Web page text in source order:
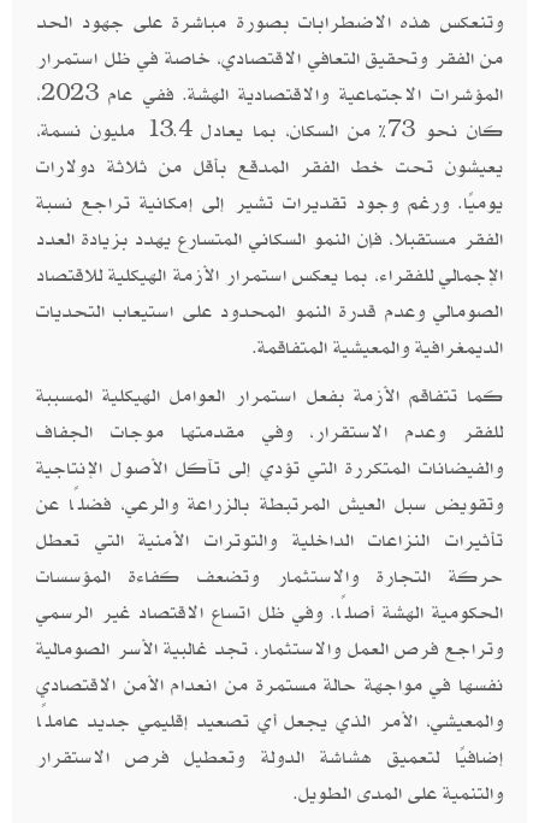
وتنعكس هذه الاضطرابات بصورة مباشرة على جهود الحد
من الفقر وتحقيق التعافي الاقتصادي، خاصة في ظل استمرار
المؤشرات الاجتماعية والاقتصادية الهشة. ففي عام 2023،
كان نحو 73% من السكان، بما يعادل 13.4 مليون نسمة،
يعيشون تحت خط الفقر المدقع بأقل من ثلاثة دولارات
يوميًا. ورغم وجود تقديرات تشير إلى إمكانية تراجع نسبة
الفقر مستقبلا، فإن النمو السكاني المتسارع يهدد بزيادة العدد
الإجمالي للفقراء، بما يعكس استمرار الأزمة الهيكلية للاقتصاد
الصومالي وعدم قدرة النمو المحدود على استيعاب التحديات
الديمغرافية والمعيشية المتفاقمة.
كما تتفاقم الأزمة بفعل استمرار العوامل الهيكلية المسببة
للفقر وعدم الاستقرار، وفي مقدمتها موجات الجفاف
والفيضانات المتكررة التي تؤدي إلى تآكل الأصول الإنتاجية
وتقويض سبل العيش المرتبطة بالزراعة والرعي، فضلًا عن
تأثيرات النزاعات الداخلية والتوترات الأمنية التي تعطل
حركة التجارة والاستثمار وتضعف كفاءة المؤسسات
الحكومية الهشة أصلًا. وفي ظل اتساع الاقتصاد غير الرسمي
وتراجع فرص العمل والاستثمار، تجد غالبية الأسر الصومالية
نفسها في مواجهة حالة مستمرة من انعدام الأمن الاقتصادي
والمعيشي، الأمر الذي يجعل أي تصعيد إقليمي جديد عاملًا
إضافيًا لتعميق هشاشة الدولة وتعطيل فرص الاستقرار
والتنمية على المدى الطويل.